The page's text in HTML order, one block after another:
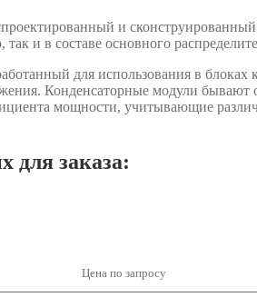
и
и в составе основного
для использования в
Конденсаторные модули
мощности, учитывающие
для заказа:
Цена по запросу